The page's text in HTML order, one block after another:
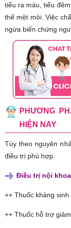
tiểu ra máu, tiểu
thể mệt mỏi. Việc
ngừa biến chứng
PHƯƠNG
HIỆN NAY
Tùy theo nguyên
điều trị phù hợp.
Điều trị nội
++ Thuốc kháng
++ Thuốc hỗ trợ